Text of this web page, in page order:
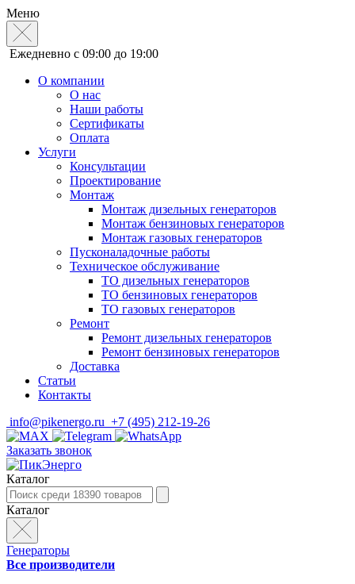
Меню
Ежедневно с 09:00 до 19:00
О компании
О нас
Наши работы
Сертификаты
Оплата
Услуги
Консультации
Проектирование
Монтаж
Монтаж дизельных генераторов
Монтаж бензиновых генераторов
Монтаж газовых генераторов
Пусконаладочные работы
Техническое обслуживание
ТО дизельных генераторов
ТО бензиновых генераторов
ТО газовых генераторов
Ремонт
Ремонт дизельных генераторов
Ремонт бензиновых генераторов
Доставка
Статьи
Контакты
info@pikenergo.ru +7 (495) 212-19-26
Заказать звонок
Каталог
Каталог
Генераторы
Все производители